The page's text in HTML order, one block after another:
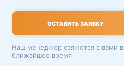
ОСТАВИТЬ ЗАЯВКУ
Наш менеджер свяжется с вами в
ближайшее время